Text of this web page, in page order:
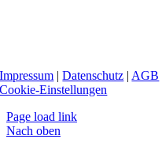
Impressum |Datenschutz | AGB
Cookie-Einstellungen
Page load link
Nach oben